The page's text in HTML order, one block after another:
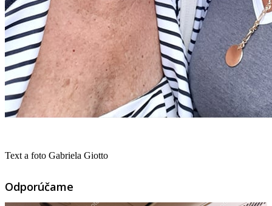
Text a foto Gabriela Giotto
Odporúčame